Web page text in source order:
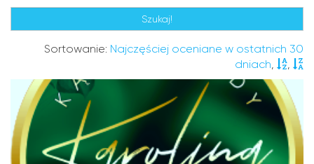
Sortowanie: Najczęściej oceniane w ostatnich 30
dniach, ,